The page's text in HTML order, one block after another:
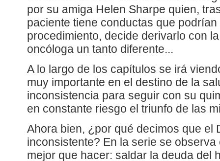
por su amiga Helen Sharpe quien,
paciente tiene conductas que
procedimiento, decide derivarlo con
oncóloga un tanto diferente...
A lo largo de los capítulos se irá
muy importante en el destino de la
inconsistencia para seguir con su
en constante riesgo el triunfo de las
Ahora bien, ¿por qué decimos que el
inconsistente? En la serie se
mejor que hacer: saldar la deuda del